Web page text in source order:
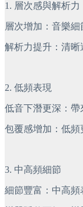
1. 層次感與解析力
層次增加：音樂細
解析力提升：清晰
2. 低頻表現
低音下潛更深：帶
包覆感增加：低頻
3. 中高頻細節
細節豐富：中高頻